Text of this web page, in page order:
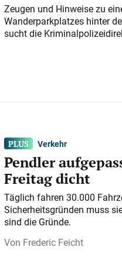
Zeugen und Hinweise zu
Wanderparkplatzes hinter
sucht die
Verkehr
Pendler
Freitag dicht
Täglich fahren 30.000
Sicherheitsgründen muss
sind die Gründe.
Frederic Feicht